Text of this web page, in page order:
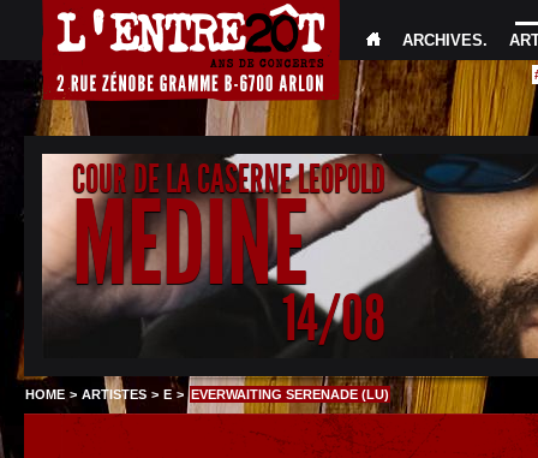
ARCHIVES.
COUR DE LA CASERNE LEOPOLD
MEDINE
14/08
HOME > ARTISTES > E > EVERWAITING SERENADE (LU)